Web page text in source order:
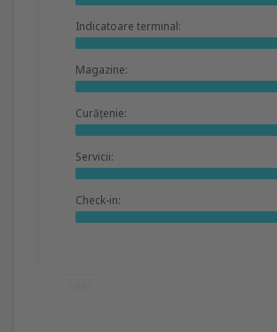
Indicatoare terminal:
Magazine:
Curățenie:
Servicii:
Check-in: